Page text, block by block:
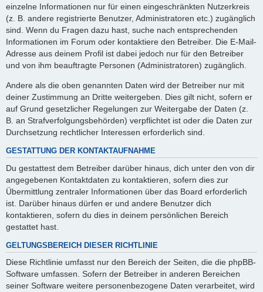
einzelne Informationen nur für einen eingeschränkten Nutzerkreis
(z. B. andere registrierte Benutzer, Administratoren etc.) zugänglich
sind. Wenn du Fragen dazu hast, suche nach entsprechenden
Informationen im Forum oder kontaktiere den Betreiber. Die E-Mail-
Adresse aus deinem Profil ist dabei jedoch nur für den Betreiber
und von ihm beauftragte Personen (Administratoren) zugänglich.
Andere als die oben genannten Daten wird der Betreiber nur mit
deiner Zustimmung an Dritte weitergeben. Dies gilt nicht, sofern er
auf Grund gesetzlicher Regelungen zur Weitergabe der Daten (z.
B. an Strafverfolgungsbehörden) verpflichtet ist oder die Daten zur
Durchsetzung rechtlicher Interessen erforderlich sind.
GESTATTUNG DER KONTAKTAUFNAHME
Du gestattest dem Betreiber darüber hinaus, dich unter den von dir
angegebenen Kontaktdaten zu kontaktieren, sofern dies zur
Übermittlung zentraler Informationen über das Board erforderlich
ist. Darüber hinaus dürfen er und andere Benutzer dich
kontaktieren, sofern du dies in deinem persönlichen Bereich
gestattet hast.
GELTUNGSBEREICH DIESER RICHTLINIE
Diese Richtlinie umfasst nur den Bereich der Seiten, die die phpBB-
Software umfassen. Sofern der Betreiber in anderen Bereichen
seiner Software weitere personenbezogene Daten verarbeitet, wird